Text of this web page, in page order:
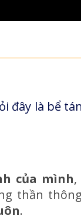
đây là bể
của mình,
thần
.